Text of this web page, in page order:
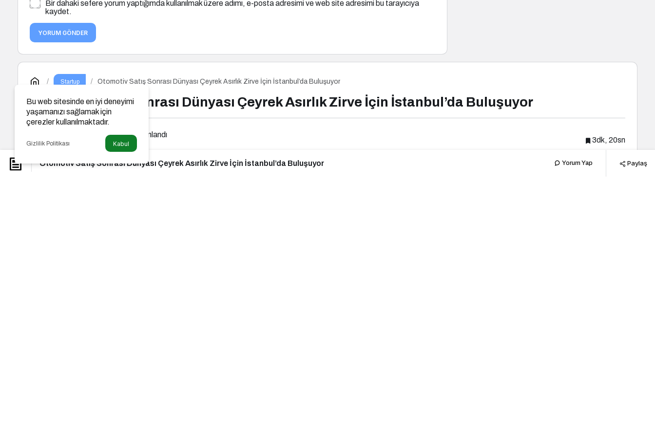
Bir dahaki sefere yorum yaptığımda kullanılmak üzere adımı, e-posta adresimi ve web site adresimi bu tarayıcıya
kaydet.
YORUM GÖNDER
Startup Otomotiv Satış Sonrası Dünyası Çeyrek Asırlık Zirve İçin İstanbul’da Buluşuyor
Otomotiv Satış Sonrası Dünyası Çeyrek Asırlık Zirve İçin İstanbul’da Buluşuyor
tarafından yayınlandı
3dk, 20sn
Otomotiv Satış Sonrası Dünyası Çeyrek Asırlık Zirve İçin İstanbul’da Buluşuyor Yorum Yap Paylaş
Bu web sitesinde en iyi deneyimi
yaşamanızı sağlamak için
çerezler kullanılmaktadır.
Gizlilik Politikası Kabul